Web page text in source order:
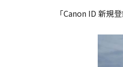
「Canon ID 新規